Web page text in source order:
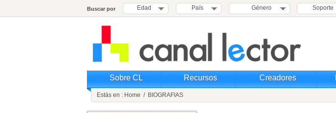
Buscar por Edad País Género Soporte
Sobre CL Recursos Creadores
Estás en : Home / BIOGRAFIAS